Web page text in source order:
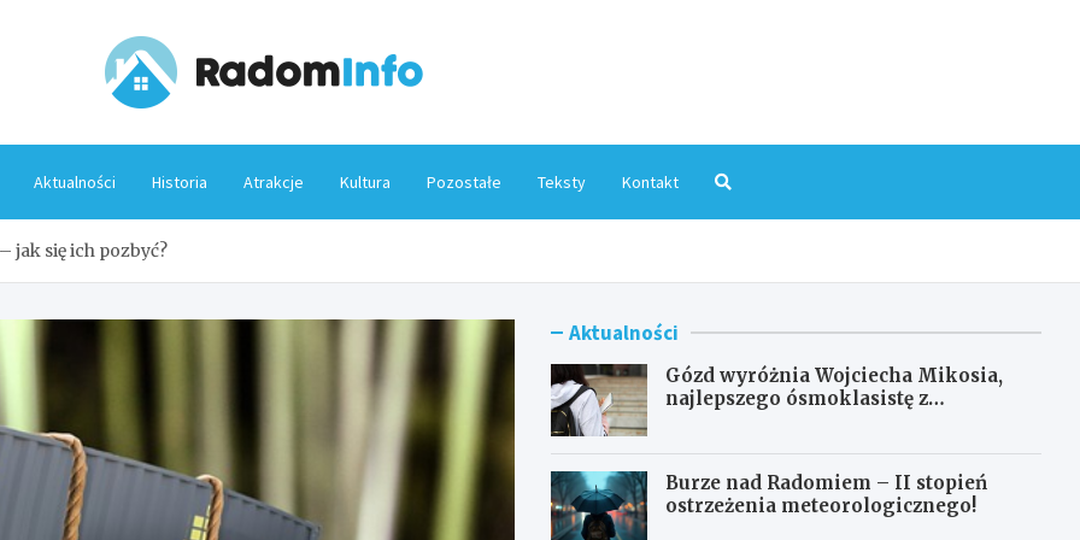
Aktualności Historia Atrakcje Kultura Pozostałe Teksty Kontakt
jak się ich pozbyć?
Aktualności
Gózd wyróżnia Wojciecha Mikosia,
najlepszego ósmoklasistę z
Burze nad Radomiem – II stopień
ostrzeżenia meteorologicznego!